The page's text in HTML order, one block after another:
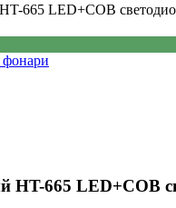
665 LED+COB
HT-665 LED+COB